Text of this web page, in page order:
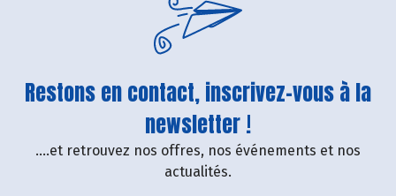
Restons en contact, inscrivez-vous à la
newsletter !
....et retrouvez nos offres, nos événements et nos
actualités.